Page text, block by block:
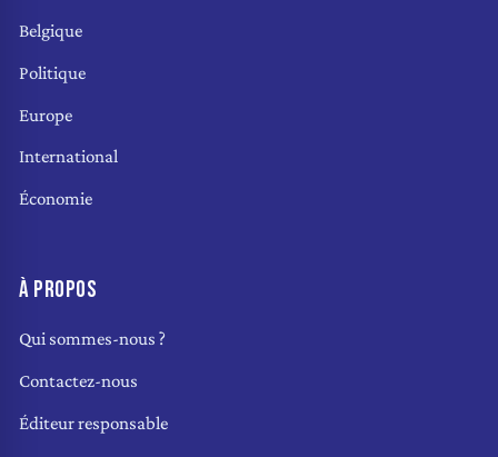
Belgique
Politique
Europe
International
Économie
À PROPOS
Qui sommes-nous ?
Contactez-nous
Éditeur responsable